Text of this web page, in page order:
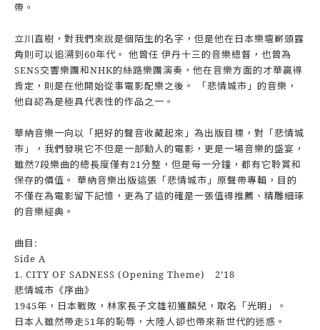
帶。
立川直樹，對我們來說是個陌生的名字，但是他在日本樂壇嶄頭露
角則可以追溯到60年代。 他曾任 伊丹十三的音樂總督，也曾為
SENS交響樂團和NHK的絲路樂團演奏，他在音樂方面的才華贏得
肯定，則是在他開始從事電影配樂之後。 「悲情城市」的音樂，
他自認為是極具代表性的作品之一。
華納音樂一向以「把好的聲音收藏起來」為出版目標，對「悲情城
市」，我們發現它不但是一部動人的電影，更是一場音樂的盛宴，
雖然7段樂曲的總長度僅有21分整，但是每一分鐘，都有它聆賞和
保存的價值。 華納音樂出版這張「悲情城市」原聲帶專輯，目的
不僅在為電影留下記憶，更為了這的確是一張值得推薦、精雕細琢
的音樂經典。
曲目:
Side A
1. CITY OF SADNESS (Opening Theme) 2’18
悲情城市《序曲》
1945年，日本戰敗，林家長子文雄初獲麟兒，取名「光明」。
日本人雖然帶走51年的恥辱，大陸人卻也帶來新世代的迷惑。